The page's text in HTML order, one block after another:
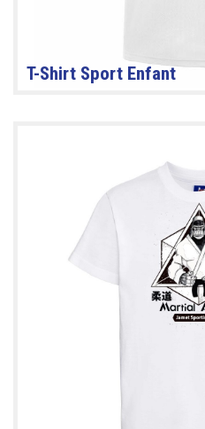
T-Shirt Sport Enfant